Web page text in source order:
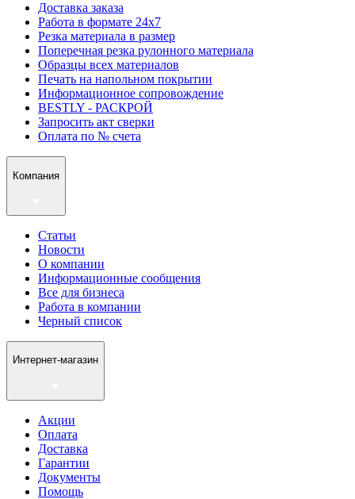
Доставка заказа
Работа в формате 24х7
Резка материала в размер
Поперечная резка рулонного материала
Образцы всех материалов
Печать на напольном покрытии
Информационное сопровождение
BESTLY - РАСКРОЙ
Запросить акт сверки
Оплата по № счета
Компания
Статьи
Новости
О компании
Информационные сообщения
Все для бизнеса
Работа в компании
Черный список
Интернет-магазин
Акции
Оплата
Доставка
Гарантии
Документы
Помощь